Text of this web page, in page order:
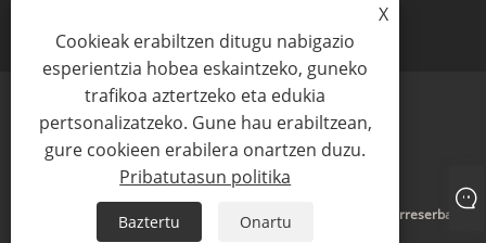
Sitemap XML Pribatutasun politika
Copyright © 2024 Yigyooly Enterprise Limited Eskubide guztiak erreserbatuta
X
Cookieak erabiltzen ditugu nabigazio
esperientzia hobea eskaintzeko, guneko
trafikoa aztertzeko eta edukia
pertsonalizatzeko. Gune hau erabiltzean,
gure cookieen erabilera onartzen duzu.
Pribatutasun politika
Baztertu Onartu